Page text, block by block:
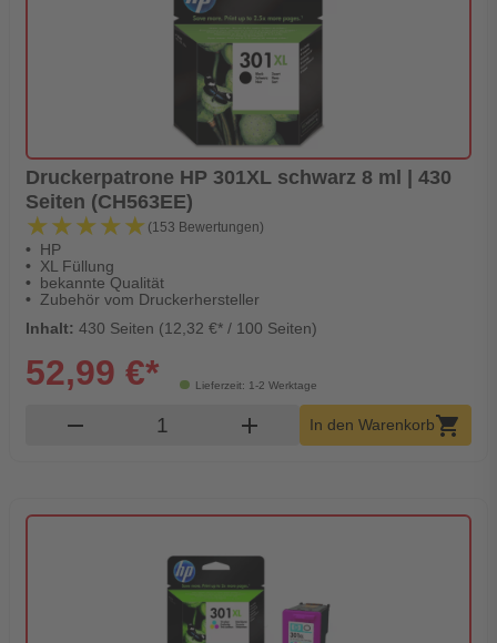
Druckerpatrone HP 301XL schwarz 8 ml | 430
Seiten (CH563EE)
★★★★★
★★★★★ (153 Bewertungen)
HP
XL Füllung
bekannte Qualität
Zubehör vom Druckerhersteller
Inhalt: 430 Seiten (12,32 €* / 100 Seiten)
Lieferzeit: 1-2 Werktage
52,99 €*
remove Produkt Warenkorb Menge
add In den Warenkorbshopping_cart